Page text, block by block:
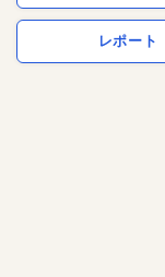
レポート